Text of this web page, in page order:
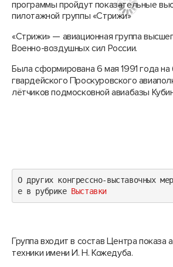
«Стрижи» — авиационная группа
Военно-воздушных сил России.
Была сформирована 6 мая 1991 года на
гвардейского Проскуровского
лётчиков подмосковной авиабазы
О других конгрессно-выставочных
е в рубрике Выставки
Группа входит в состав Центра показа
техники имени И. Н. Кожедуба.